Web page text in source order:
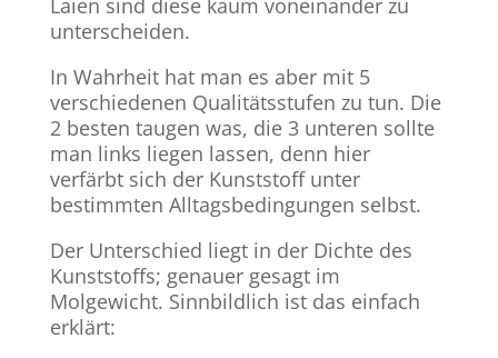
Laien sind diese kaum voneinander zu
unterscheiden.
In Wahrheit hat man es aber mit 5
verschiedenen Qualitätsstufen zu tun. Die
2 besten taugen was, die 3 unteren sollte
man links liegen lassen, denn hier
verfärbt sich der Kunststoff unter
bestimmten Alltagsbedingungen selbst.
Der Unterschied liegt in der Dichte des
Kunststoffs; genauer gesagt im
Molgewicht. Sinnbildlich ist das einfach
erklärt: